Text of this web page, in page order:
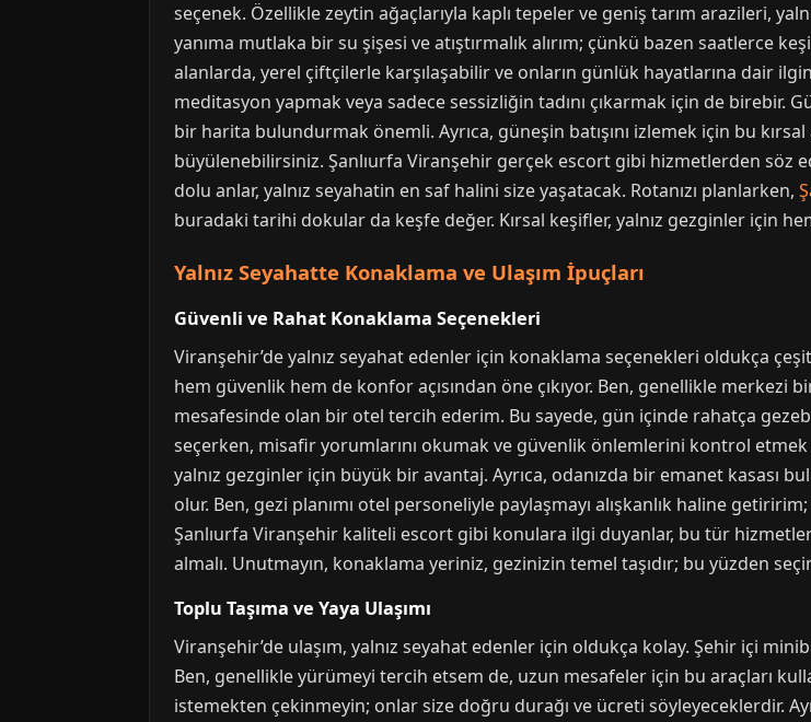
seçenek. Özellikle zeytin ağaçlarıyla kaplı tepeler ve geniş tarım arazileri,
yanıma mutlaka bir su şişesi ve atıştırmalık alırım; çünkü bazen saatlerce
alanlarda, yerel çiftçilerle karşılaşabilir ve onların günlük hayatlarına dair
meditasyon yapmak veya sadece sessizliğin tadını çıkarmak için de birebir.
bir harita bulundurmak önemli. Ayrıca, güneşin batışını izlemek için bu
büyülenebilirsiniz. Şanlıurfa Viranşehir gerçek escort gibi hizmetlerden söz
dolu anlar, yalnız seyahatin en saf halini size yaşatacak. Rotanızı planlarken,
buradaki tarihi dokular da keşfe değer. Kırsal keşifler, yalnız gezginler için
Yalnız Seyahatte Konaklama ve Ulaşım İpuçları
Güvenli ve Rahat Konaklama Seçenekleri
Viranşehir’de yalnız seyahat edenler için konaklama seçenekleri oldukça
hem güvenlik hem de konfor açısından öne çıkıyor. Ben, genellikle merkezi
mesafesinde olan bir otel tercih ederim. Bu sayede, gün içinde rahatça
seçerken, misafir yorumlarını okumak ve güvenlik önlemlerini kontrol
yalnız gezginler için büyük bir avantaj. Ayrıca, odanızda bir emanet kasası
olur. Ben, gezi planımı otel personeliyle paylaşmayı alışkanlık haline
Şanlıurfa Viranşehir kaliteli escort gibi konulara ilgi duyanlar, bu tür
almalı. Unutmayın, konaklama yeriniz, gezinizin temel taşıdır; bu yüzden
Toplu Taşıma ve Yaya Ulaşımı
Viranşehir’de ulaşım, yalnız seyahat edenler için oldukça kolay. Şehir içi
Ben, genellikle yürümeyi tercih etsem de, uzun mesafeler için bu araçları
istemekten çekinmeyin; onlar size doğru durağı ve ücreti söyleyeceklerdir.